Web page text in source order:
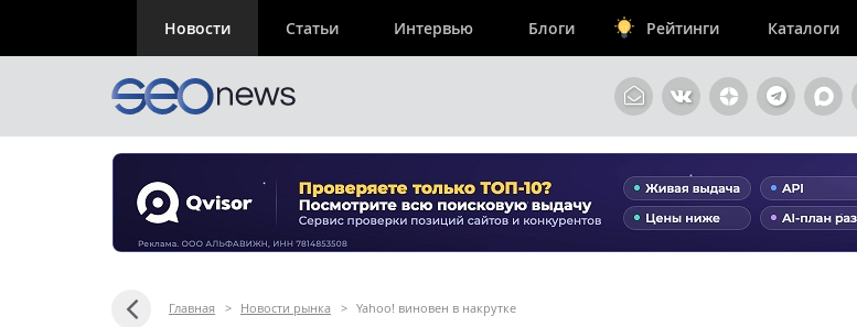
Новости Статьи Интервью Блоги Рейтинги Каталоги
Главная > Новости рынка > Yahoo! виновен в накрутке